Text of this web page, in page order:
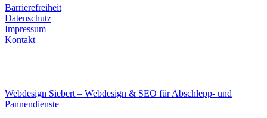
Barrierefreiheit
Datenschutz
Impressum
Kontakt
Webdesign Siebert – Webdesign & SEO für Abschlepp- und
Pannendienste